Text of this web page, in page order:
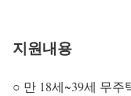
지원내용
○ 만 18세~39세 무